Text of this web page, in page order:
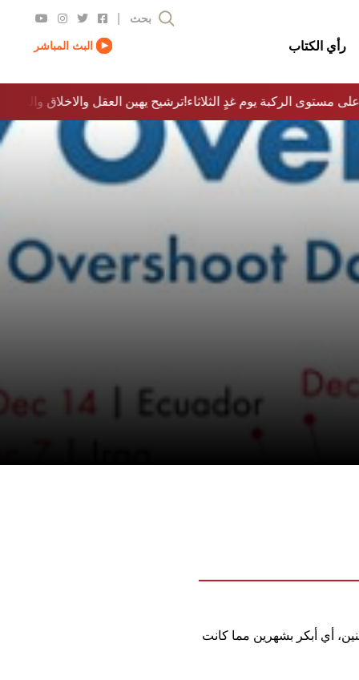
رأي الكتاب
بحث
البث المباشر
ترشيح يهين العقل والاخلاق والدولة…؟! مستوى الركبة يوم غدٍ الثلاثاء
أي أبكر بشهرين مما كانت